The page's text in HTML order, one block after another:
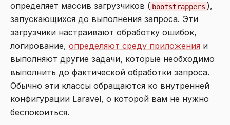
определяет массив загрузчиков ( bootstrappers ),
запускающихся до выполнения запроса. Эти
загрузчики настраивают обработку ошибок,
логирование, определяют среду приложения и
выполняют другие задачи, которые необходимо
выполнить до фактической обработки запроса.
Обычно эти классы обращаются ко внутренней
конфигурации Laravel, о которой вам не нужно
беспокоиться.